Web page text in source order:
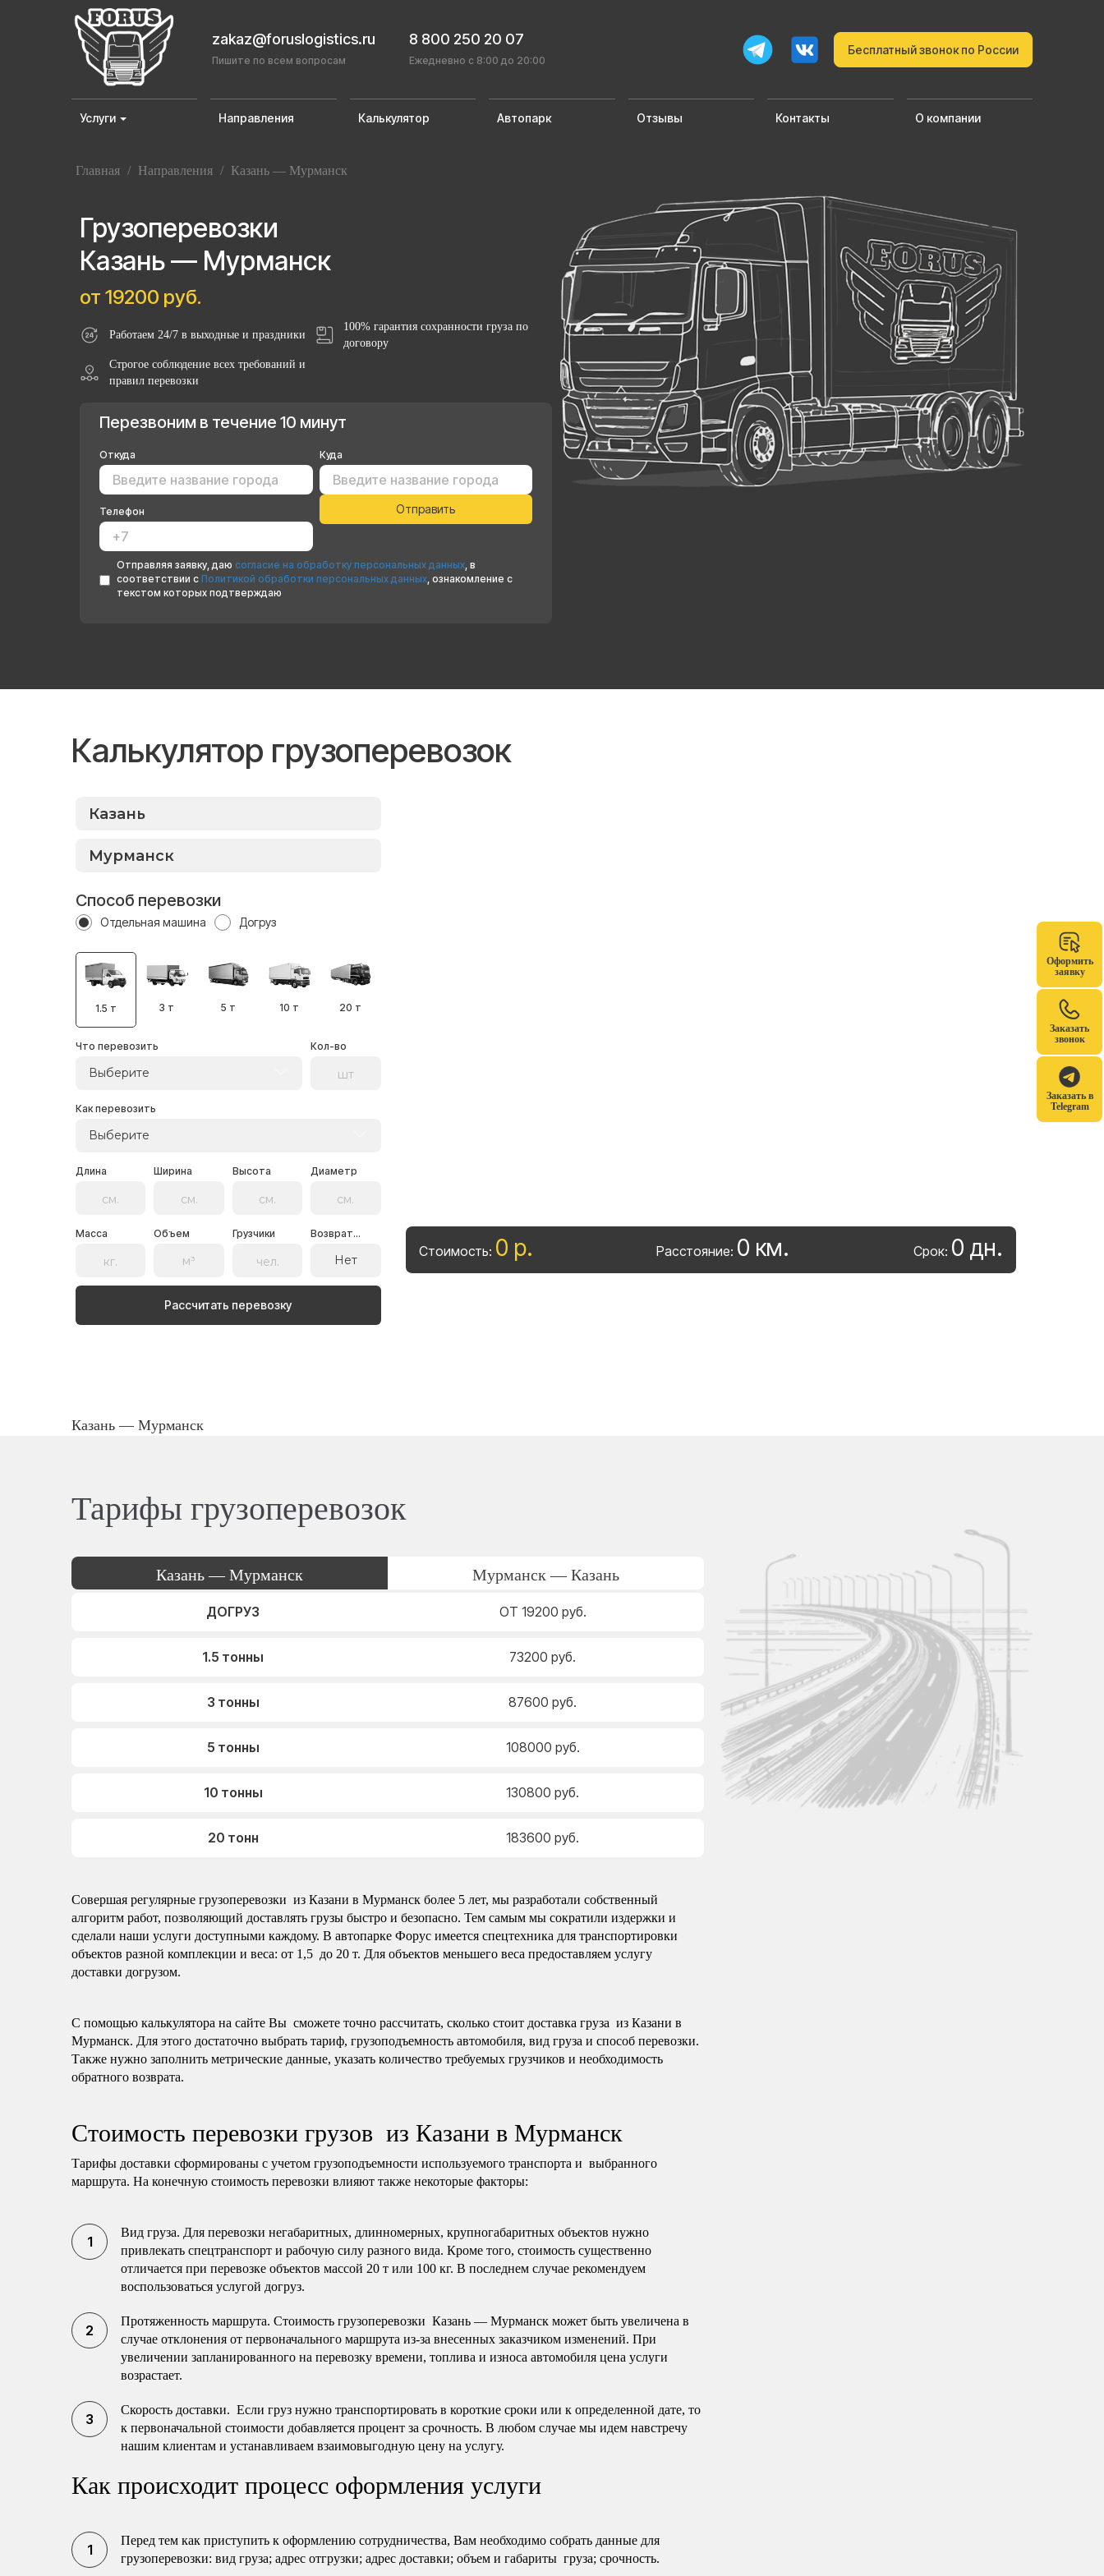
Оформить
заявку
Заказать
звонок
Заказать в
Telegram
zakaz@foruslogistics.ru
Пишите по всем вопросам
8 800 250 20 07
Ежедневно с 8:00 до 20:00
Бесплатный звонок по России
Услуги Направления Калькулятор Автопарк Отзывы Контакты О компании
Главная / Направления / Казань — Мурманск
Грузоперевозки
Казань — Мурманск
от 19200 руб.
Работаем 24/7 в выходные и праздники
100% гарантия сохранности груза по
договору
Строгое соблюдение всех требований и
правил перевозки
Перезвоним в течение 10 минут
Откуда Куда
Телефон
Отправляя заявку, даю согласие на обработку персональных данных, в
соответствии с Политикой обработки персональных данных, ознакомление с
текстом которых подтверждаю
Калькулятор грузоперевозок
Способ перевозки
Отдельная машина Догруз
1.5 т 3 т 5 т 10 т 20 т
Что перевозить
Выберите
Кол-во
Как перевозить
Выберите
Длина Ширина Высота Диаметр
Масса Объем Грузчики Возврат...
Нет
Рассчитать перевозку
Стоимость: 0 р. Расстояние: 0 км. Срок: 0 дн.
Казань — Мурманск
Тарифы грузоперевозок
Казань — Мурманск Мурманск — Казань
ДОГРУЗ ОТ 19200 руб.
1.5 тонны 73200 руб.
3 тонны 87600 руб.
5 тонны 108000 руб.
10 тонны 130800 руб.
20 тонн 183600 руб.
Совершая регулярные грузоперевозки из Казани в Мурманск более 5 лет, мы разработали собственный
алгоритм работ, позволяющий доставлять грузы быстро и безопасно. Тем самым мы сократили издержки и
сделали наши услуги доступными каждому. В автопарке Форус имеется спецтехника для транспортировки
объектов разной комплекции и веса: от 1,5 до 20 т. Для объектов меньшего веса предоставляем услугу
доставки догрузом.
С помощью калькулятора на сайте Вы сможете точно рассчитать, сколько стоит доставка груза из Казани в
Мурманск. Для этого достаточно выбрать тариф, грузоподъемность автомобиля, вид груза и способ перевозки.
Также нужно заполнить метрические данные, указать количество требуемых грузчиков и необходимость
обратного возврата.
Стоимость перевозки грузов из Казани в Мурманск
Тарифы доставки сформированы с учетом грузоподъемности используемого транспорта и выбранного
маршрута. На конечную стоимость перевозки влияют также некоторые факторы:
Вид груза. Для перевозки негабаритных, длинномерных, крупногабаритных объектов нужно
привлекать спецтранспорт и рабочую силу разного вида. Кроме того, стоимость существенно
отличается при перевозке объектов массой 20 т или 100 кг. В последнем случае рекомендуем
воспользоваться услугой догруз.
Протяженность маршрута. Стоимость грузоперевозки Казань — Мурманск может быть увеличена в
случае отклонения от первоначального маршрута из-за внесенных заказчиком изменений. При
увеличении запланированного на перевозку времени, топлива и износа автомобиля цена услуги
возрастает.
Скорость доставки. Если груз нужно транспортировать в короткие сроки или к определенной дате, то
к первоначальной стоимости добавляется процент за срочность. В любом случае мы идем навстречу
нашим клиентам и устанавливаем взаимовыгодную цену на услугу.
Как происходит процесс оформления услуги
Перед тем как приступить к оформлению сотрудничества, Вам необходимо собрать данные для
грузоперевозки: вид груза; адрес отгрузки; адрес доставки; объем и габариты груза; срочность.